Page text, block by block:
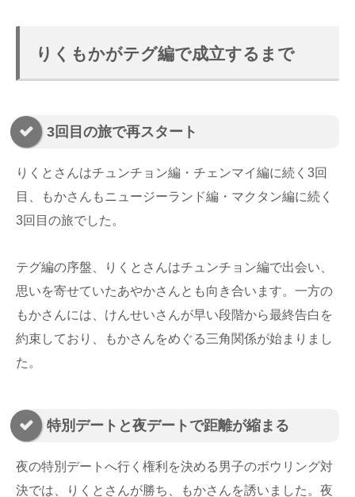
りくもかがテグ編で成立するまで
3回目の旅で再スタート
りくとさんはチュンチョン編・チェンマイ編に続く3回
目、もかさんもニュージーランド編・マクタン編に続く
3回目の旅でした。
テグ編の序盤、りくとさんはチュンチョン編で出会い、
思いを寄せていたあやかさんとも向き合います。一方の
もかさんには、けんせいさんが早い段階から最終告白を
約束しており、もかさんをめぐる三角関係が始まりまし
た。
特別デートと夜デートで距離が縮まる
夜の特別デートへ行く権利を決める男子のボウリング対
決では、りくとさんが勝ち、もかさんを誘いました。夜